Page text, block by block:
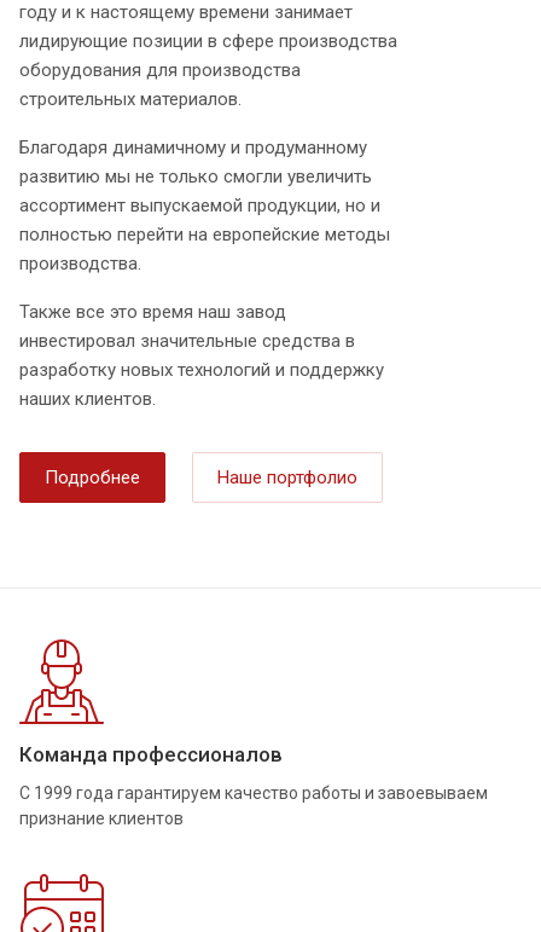
году и к настоящему времени занимает
лидирующие позиции в сфере производства
оборудования для производства
строительных материалов.
Благодаря динамичному и продуманному
развитию мы не только смогли увеличить
ассортимент выпускаемой продукции, но и
полностью перейти на европейские методы
производства.
Также все это время наш завод
инвестировал значительные средства в
разработку новых технологий и поддержку
наших клиентов.
Подробнее Наше портфолио
Команда профессионалов
С 1999 года гарантируем качество работы и завоевываем
признание клиентов